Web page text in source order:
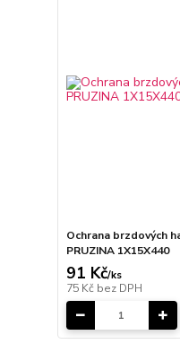
Ochrana brzdových
PRUZINA 1X15X440
91 Kč/ks
75 Kč bez DPH